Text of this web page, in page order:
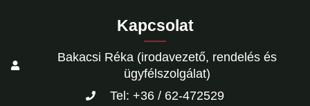
Kapcsolat
Bakacsi Réka (irodavezető, rendelés és
ügyfélszolgálat)
Tel: +36 / 62-472529